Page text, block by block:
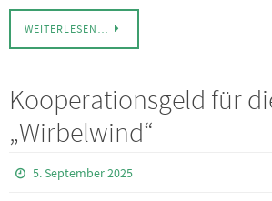
WEITERLESEN…
Kooperationsgeld für
„Wirbelwind“
5. September 2025